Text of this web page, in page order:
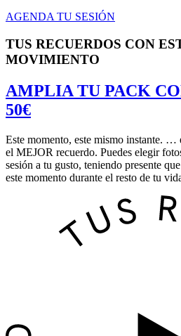
AGENDA TU SESIÓN
TUS RECUERDOS CON
MOVIMIENTO
AMPLIA TU PACK
50€
Este momento, este mismo instante. …
el MEJOR recuerdo. Puedes elegir
sesión a tu gusto, teniendo presente
este momento durante el resto de tu